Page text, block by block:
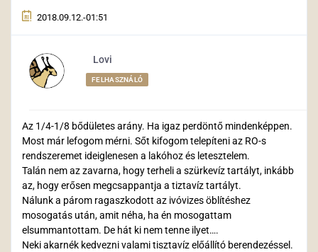
2018.09.12.-01:51
Lovi
FELHASZNÁLÓ
Az 1/4-1/8 bődületes arány. Ha igaz perdöntő mindenképpen.
Most már lefogom mérni. Sőt kifogom telepíteni az RO-s
rendszeremet ideiglenesen a lakóhoz és letesztelem.
Talán nem az zavarna, hogy terheli a szürkevíz tartályt, inkább
az, hogy erősen megcsappantja a tiztavíz tartályt.
Nálunk a párom ragaszkodott az ivóvizes öblítéshez
mosogatás után, amit néha, ha én mosogattam
elsummantottam. De hát ki nem tenne ilyet….
Neki akarnék kedvezni valami tisztavíz előállító berendezéssel.